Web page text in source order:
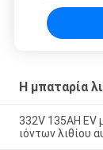
Η μπαταρία
332V 135AH EV
ιόντων λιθίου